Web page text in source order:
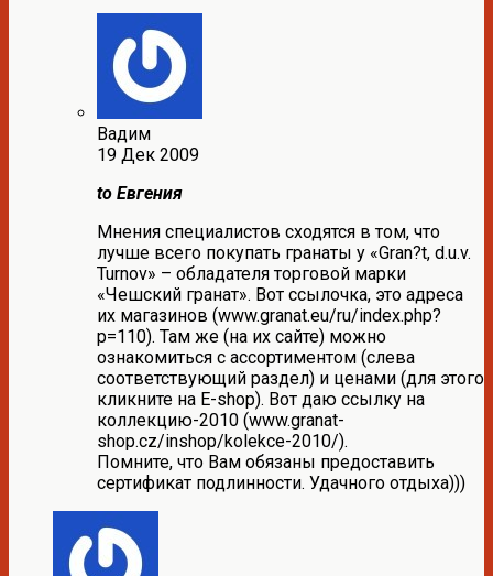
Вадим
19 Дек 2009
to Евгения
Мнения специалистов сходятся в том, что
лучше всего покупать гранаты у «Gran?t, d.u.v.
Turnov» – обладателя торговой марки
«Чешский гранат». Вот ссылочка, это адреса
их магазинов (www.granat.eu/ru/index.php?
p=110). Там же (на их сайте) можно
ознакомиться с ассортиментом (слева
соответствующий раздел) и ценами (для этого
кликните на E-shop). Вот даю ссылку на
коллекцию-2010 (www.granat-
shop.cz/inshop/kolekce-2010/).
Помните, что Вам обязаны предоставить
сертификат подлинности. Удачного отдыха)))